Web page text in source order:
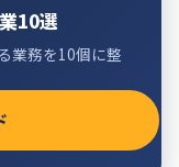
10選
業務を10個に整